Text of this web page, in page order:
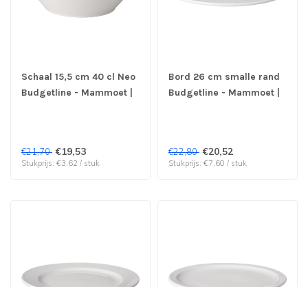
Schaal 15,5 cm 40 cl Neo
Budgetline - Mammoet |
€21,70 €19,53
Stukprijs: €3,62 / stuk
Bord 26 cm smalle rand
Budgetline - Mammoet |
€22,80 €20,52
Stukprijs: €7,60 / stuk